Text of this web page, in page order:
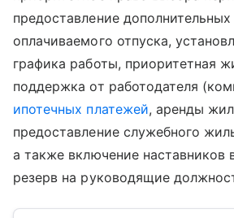
предоставление
оплачиваемого отпуска,
графика работы, приоритетная
поддержка от работодателя
ипотечных платежей, аренды
предоставление служебного
а также включение наставников
резерв на руководящие